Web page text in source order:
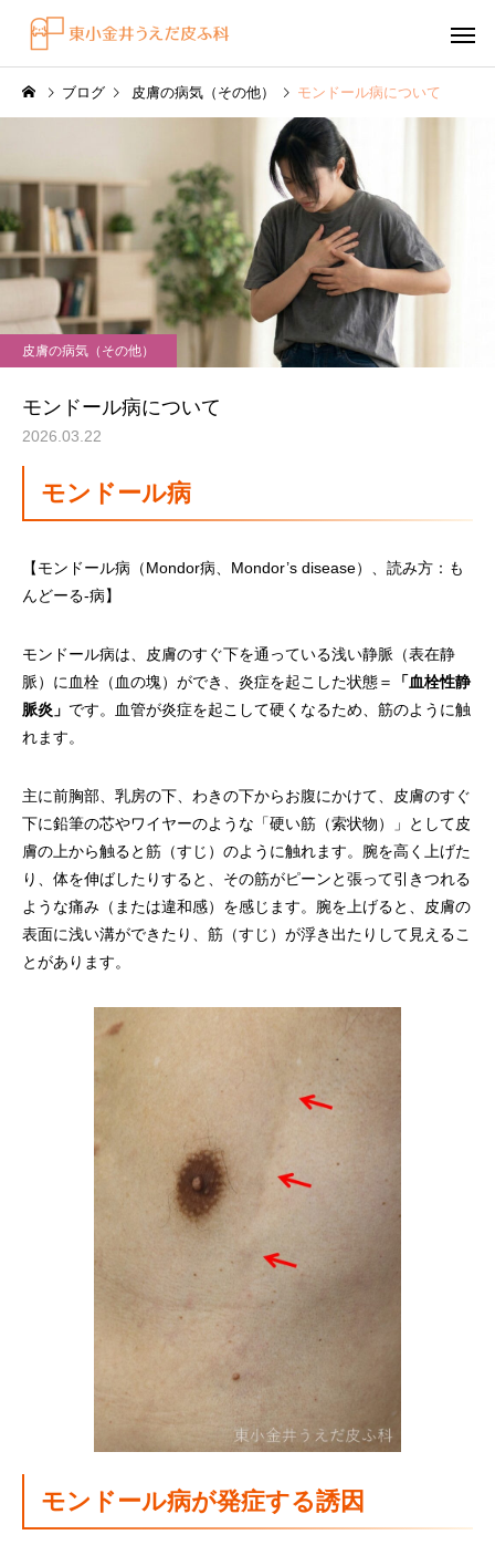
感染症
水虫（足白癬）を放置する
べきではない理由
円形脱毛症
円形脱毛症になぜ「光
効くの？
ブログ 皮膚の病気（その他） モンドール病について
皮膚の病気（その他）
モンドール病について
2026.03.22
モンドール病
【モンドール病（Mondor病、Mondor’s disease）、読み方：も
んどーる-病】
モンドール病は、皮膚のすぐ下を通っている浅い静脈（表在静
脈）に血栓（血の塊）ができ、炎症を起こした状態＝
「血栓性静
脈炎」 です。血管が炎症を起こして硬くなるため、筋のように触
れます。
主に前胸部、乳房の下、わきの下からお腹にかけて、皮膚のすぐ
下に鉛筆の芯やワイヤーのような「硬い筋（索状物）」として皮
膚の上から触ると筋（すじ）のように触れます。腕を高く上げた
り、体を伸ばしたりすると、その筋がピーンと張って引きつれる
ような痛み（または違和感）を感じます。腕を上げると、皮膚の
表面に浅い溝ができたり、筋（すじ）が浮き出たりして見えるこ
とがあります。
モンドール病が発症する誘因